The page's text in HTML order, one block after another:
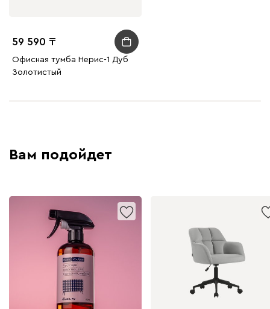
59 590
Офисная тумба Нерис-1 Дуб
Золотистый
Вам подойдет